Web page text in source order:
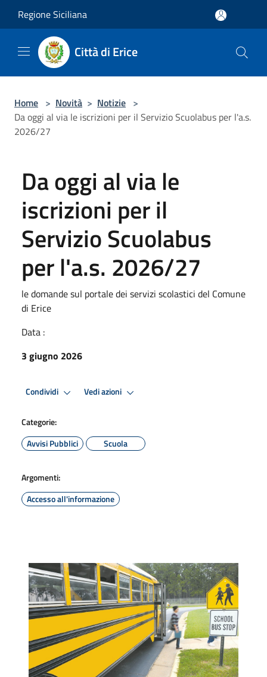
Regione Siciliana
Città di Erice
Home > Novità > Notizie >
Da oggi al via le iscrizioni per il Servizio Scuolabus per l'a.s.
2026/27
Da oggi al via le
iscrizioni per il
Servizio Scuolabus
per l'a.s. 2026/27
le domande sul portale dei servizi scolastici del Comune
di Erice
Data :
3 giugno 2026
Condividi Vedi azioni
Categorie:
Avvisi Pubblici
Scuola
Argomenti:
Accesso all'informazione